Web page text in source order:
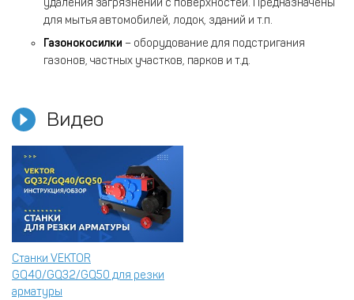
Видео
Станки VEKTOR
GQ40/GQ32/GQ50 для резки
арматуры
удаления загрязнений с поверхностей. Предназначены
для мытья автомобилей, лодок, зданий и т.п.
Газонокосилки – оборудование для подстригания
газонов, частных участков, парков и т.д.